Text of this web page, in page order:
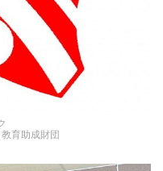
育助成財団